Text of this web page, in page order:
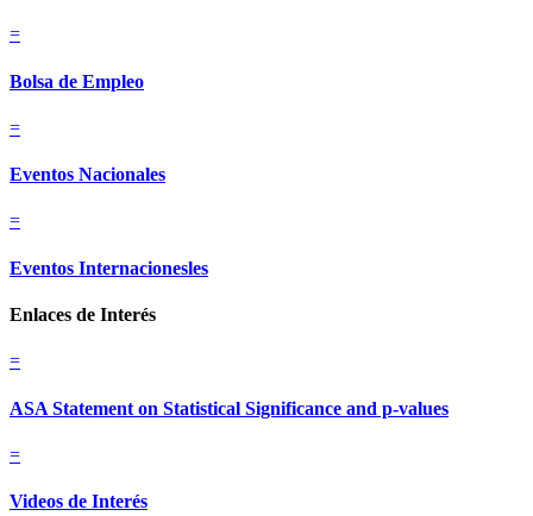
=
Bolsa de Empleo
=
Eventos Nacionales
=
Eventos Internacionesles
Enlaces de Interés
=
ASA Statement on Statistical Significance and p-values
=
Videos de Interés